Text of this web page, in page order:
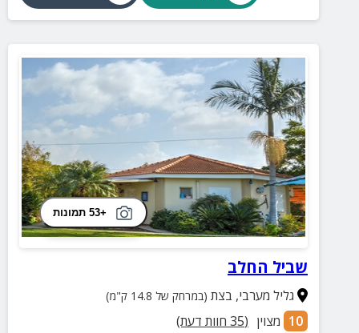
+53 תמונות
שביל החלב
גליל מערבי, בצת (במרחק של 14.8 ק"מ)
10 מצוין (
35 חוות דעת)